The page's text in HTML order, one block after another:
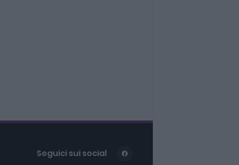
Seguici sui social